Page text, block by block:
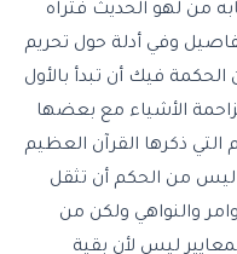
من لهو الحديث فتراه
وفي أدلة حول تحريم
الحكمة فيك أن تبدأ بالأول
الأشياء مع بعضها
ذكرها القرآن العظيم
ليس من الحكم أن تثقل
والنواهي ولكن من
ليس لأن بقية